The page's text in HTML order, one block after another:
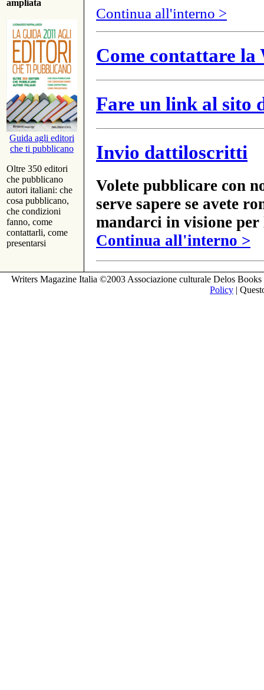
ampliata
Guida agli editori
che ti pubblicano
Oltre 350 editori
che pubblicano
autori italiani: che
cosa pubblicano,
che condizioni
fanno, come
contattarli, come
presentarsi
Continua all'interno >
Come contattare
Fare un link al sito
Invio dattiloscritti
Volete pubblicare con
serve sapere se avete
mandarci in visione
Continua all'interno >
Writers Magazine Italia ©2003 Associazione culturale Delos
Policy |